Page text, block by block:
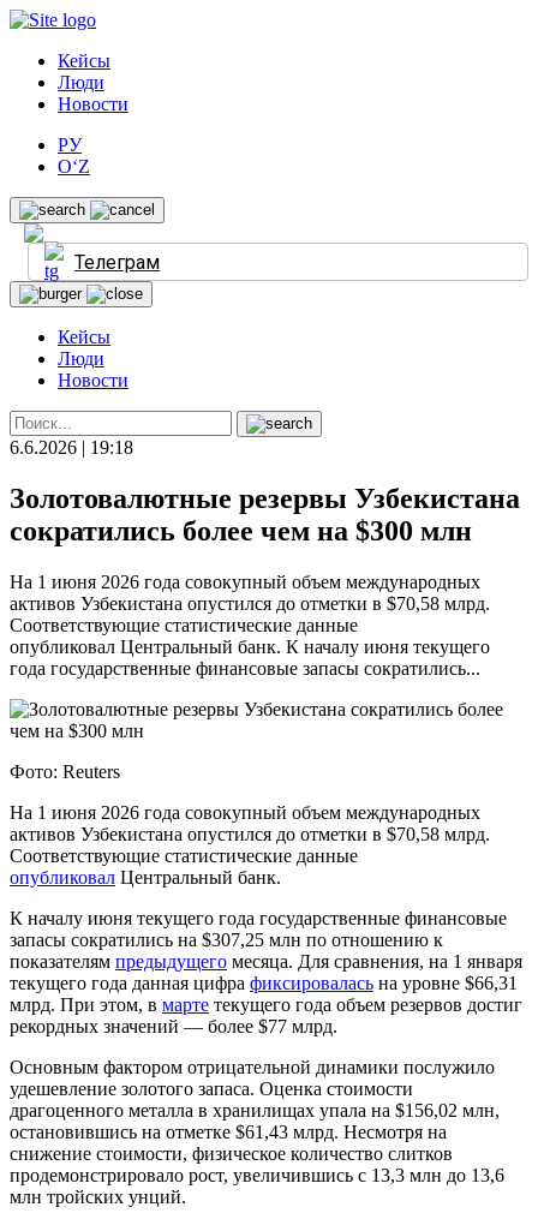
Кейсы
Люди
Новости
РУ
O‘Z
Телеграм
Кейсы
Люди
Новости
6.6.2026 | 19:18
Золотовалютные резервы Узбекистана
сократились более чем на $300 млн
На 1 июня 2026 года совокупный объем международных
активов Узбекистана опустился до отметки в $70,58 млрд.
Соответствующие статистические данные
опубликовал Центральный банк. К началу июня текущего
года государственные финансовые запасы сократились...
Фото: Reuters
На 1 июня 2026 года совокупный объем международных
активов Узбекистана опустился до отметки в $70,58 млрд.
Соответствующие статистические данные
опубликовал Центральный банк.
К началу июня текущего года государственные финансовые
запасы сократились на $307,25 млн по отношению к
показателям предыдущего месяца. Для сравнения, на 1 января
текущего года данная цифра фиксировалась на уровне $66,31
млрд. При этом, в марте текущего года объем резервов достиг
рекордных значений — более $77 млрд.
Основным фактором отрицательной динамики послужило
удешевление золотого запаса. Оценка стоимости
драгоценного металла в хранилищах упала на $156,02 млн,
остановившись на отметке $61,43 млрд. Несмотря на
снижение стоимости, физическое количество слитков
продемонстрировало рост, увеличившись с 13,3 млн до 13,6
млн тройских унций.